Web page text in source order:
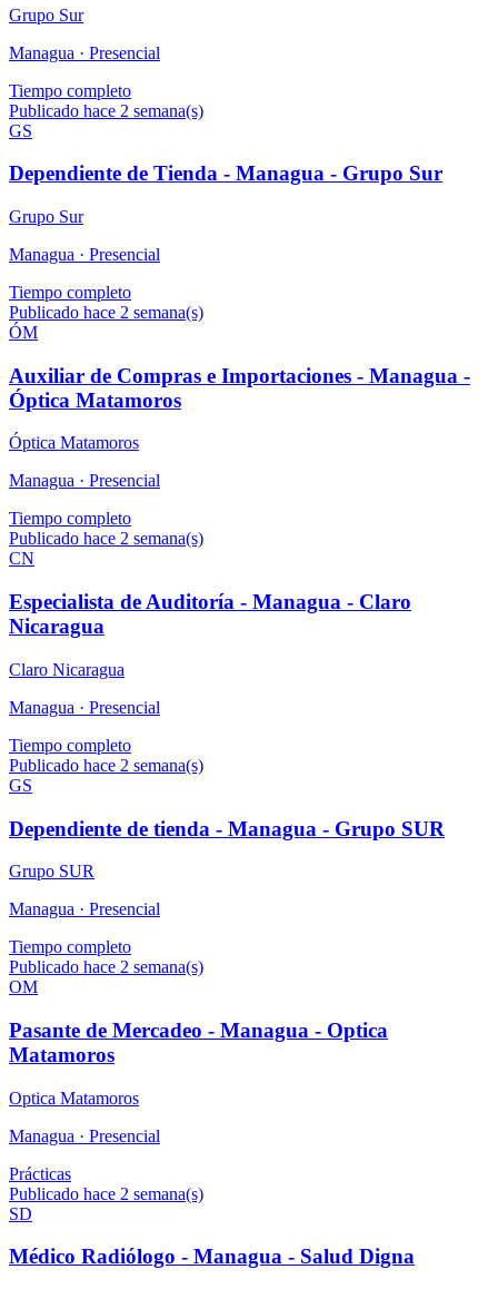
Grupo Sur
Managua · Presencial
Tiempo completo
Publicado hace 2 semana(s)
GS
Dependiente de Tienda - Managua - Grupo Sur
Grupo Sur
Managua · Presencial
Tiempo completo
Publicado hace 2 semana(s)
ÓM
Auxiliar de Compras e Importaciones - Managua -
Óptica Matamoros
Óptica Matamoros
Managua · Presencial
Tiempo completo
Publicado hace 2 semana(s)
CN
Especialista de Auditoría - Managua - Claro
Nicaragua
Claro Nicaragua
Managua · Presencial
Tiempo completo
Publicado hace 2 semana(s)
GS
Dependiente de tienda - Managua - Grupo SUR
Grupo SUR
Managua · Presencial
Tiempo completo
Publicado hace 2 semana(s)
OM
Pasante de Mercadeo - Managua - Optica
Matamoros
Optica Matamoros
Managua · Presencial
Prácticas
Publicado hace 2 semana(s)
SD
Médico Radiólogo - Managua - Salud Digna